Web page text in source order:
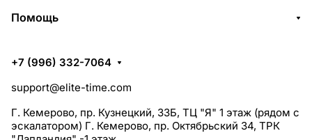
Помощь
+7 (996) 332-7064
support@elite-time.com
Г. Кемерово, пр. Кузнецкий, 33Б, ТЦ "Я" 1 этаж (рядом с
эскалатором) Г. Кемерово, пр. Октябрьский 34, ТРК